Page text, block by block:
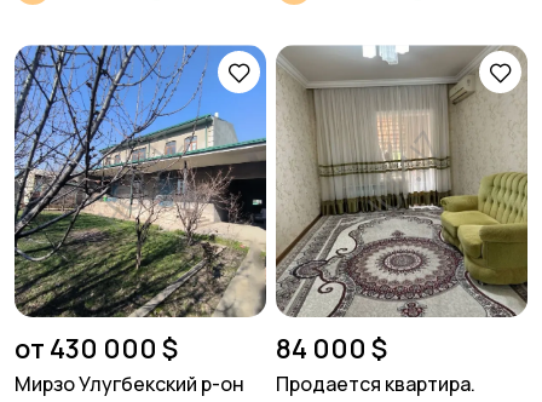
от 430 000 $
Мирзо Улугбекский р-он
84 000 $
Продается квартира.